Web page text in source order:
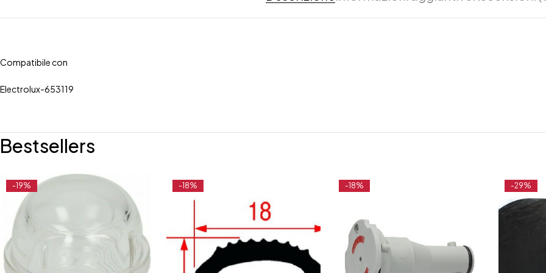
Compatibile con
Electrolux-653119
Bestsellers
-19% -18% -18% -29%